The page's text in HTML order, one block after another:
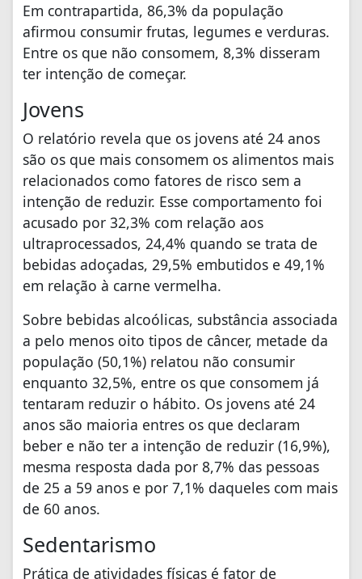
Em contrapartida, 86,3% da população
afirmou consumir frutas, legumes e verduras.
Entre os que não consomem, 8,3% disseram
ter intenção de começar.
Jovens
O relatório revela que os jovens até 24 anos
são os que mais consomem os alimentos mais
relacionados como fatores de risco sem a
intenção de reduzir. Esse comportamento foi
acusado por 32,3% com relação aos
ultraprocessados, 24,4% quando se trata de
bebidas adoçadas, 29,5% embutidos e 49,1%
em relação à carne vermelha.
Sobre bebidas alcoólicas, substância associada
a pelo menos oito tipos de câncer, metade da
população (50,1%) relatou não consumir
enquanto 32,5%, entre os que consomem já
tentaram reduzir o hábito. Os jovens até 24
anos são maioria entres os que declaram
beber e não ter a intenção de reduzir (16,9%),
mesma resposta dada por 8,7% das pessoas
de 25 a 59 anos e por 7,1% daqueles com mais
de 60 anos.
Sedentarismo
Prática de atividades físicas é fator de